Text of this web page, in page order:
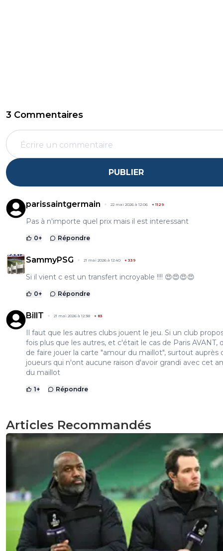
3 Commentaires
PUBLIER
parissaintgermain 22 mai 2026 à 12:06 +1129
Pas à n'importe quel prix mais il est interessant
0+ Répondre
SammyPSG 21 mai 2026 à 12:40 + 339
Si il vient c est un transfert incroyable !!!! 😍😍😍😍
0+ Répondre
BillT 21 mai 2026 à 12:38 + 83
Il faut que les autres clubs jouent le jeu. Si un club
fois plus que les autres, et c'était le cas de Paris AVANT,
de faire jouer la carte "amour du maillot", surtout auprès
joueurs qui n'ont aucune raison d'avoir grandi avec cet
du maillot
1+ Répondre
Articles Recommandés